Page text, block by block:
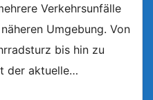
Verkehrsunfälle
Umgebung. Von
bis hin zu
der aktuelle…